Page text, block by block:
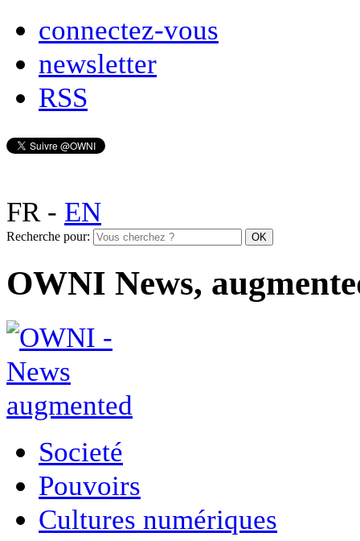
connectez-vous
newsletter
RSS
FR- EN
Recherche pour:
OWNI News,
Societé
Pouvoirs
Cultures numériques